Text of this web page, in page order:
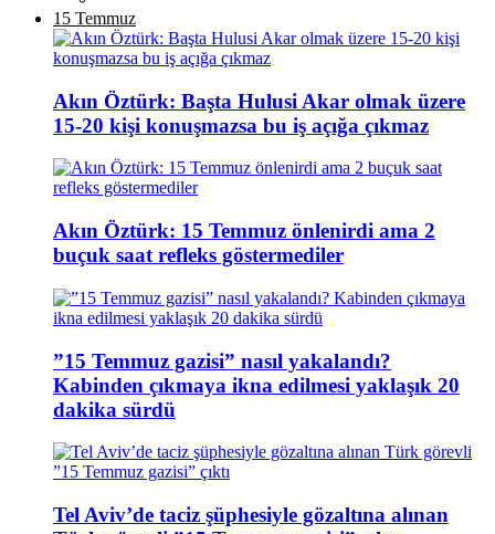
15 Temmuz
Akın Öztürk: Başta Hulusi Akar olmak üzere
15-20 kişi konuşmazsa bu iş açığa çıkmaz
Akın Öztürk: 15 Temmuz önlenirdi ama 2
buçuk saat refleks göstermediler
”15 Temmuz gazisi” nasıl yakalandı?
Kabinden çıkmaya ikna edilmesi yaklaşık 20
dakika sürdü
Tel Aviv’de taciz şüphesiyle gözaltına alınan